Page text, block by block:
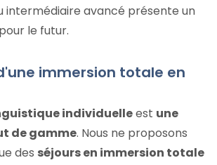
intermédiaire avancé présente un
le futur.
immersion totale en
individuelleest une
de gamme. Nous ne proposons
des séjours en immersion totale